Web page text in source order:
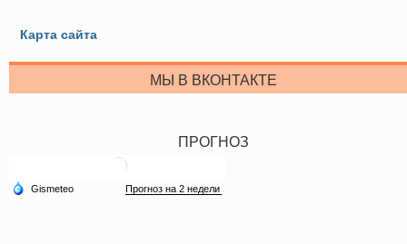
Карта сайта
МЫ В ВКОНТАКТЕ
ПРОГНОЗ